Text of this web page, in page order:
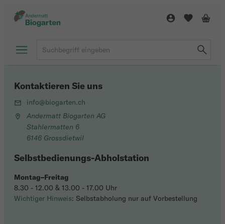
Kontaktieren Sie uns
info@biogarten.ch
Andermatt Biogarten AG
Stahlermatten 6
6146 Grossdietwil
Selbstbedienungs-Abholstation
Montag–Freitag
8.30 - 12.00 & 13.00 - 17.00 Uhr
Wichtiger Hinweis: Selbstabholung nur auf Vorbestellung